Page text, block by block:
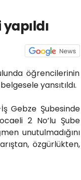
öğrencilerinin
yansıtıldı.
Gebze Şubesinde
2 No’lu Şube
unutulmadığını
özgürlükten,